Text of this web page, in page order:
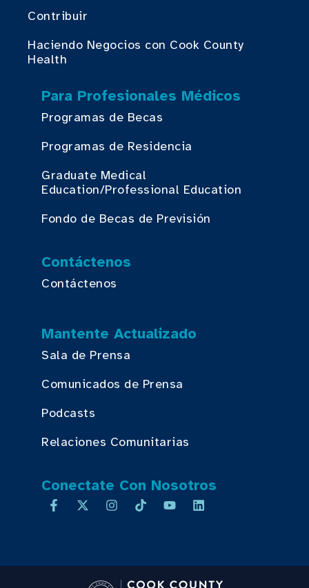
Contribuir
Haciendo Negocios con Cook County
Health
Para Profesionales Médicos
Programas de Becas
Programas de Residencia
Graduate Medical
Education/Professional Education
Fondo de Becas de Previsión
Contáctenos
Contáctenos
Mantente Actualizado
Sala de Prensa
Comunicados de Prensa
Podcasts
Relaciones Comunitarias
Conectate Con Nosotros